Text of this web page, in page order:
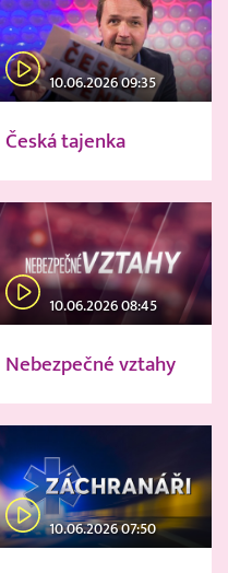
10.06.2026 09:35
Česká tajenka
10.06.2026 08:45
Nebezpečné vztahy
10.06.2026 07:50